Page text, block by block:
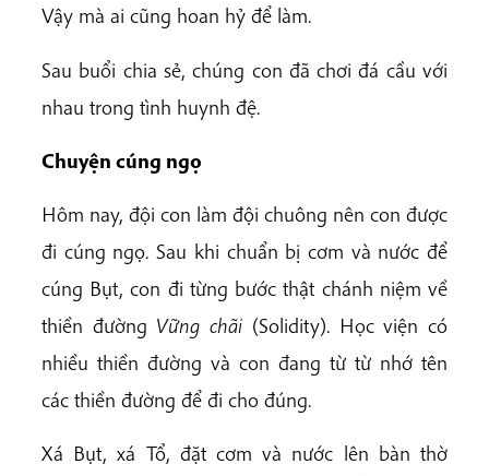
Vậy mà ai cũng hoan hỷ để làm.
Sau buổi chia sẻ, chúng con đã chơi đá cầu với
nhau trong tình huynh đệ.
Chuyện cúng ngọ
Hôm nay, đội con làm đội chuông nên con được
đi cúng ngọ. Sau khi chuẩn bị cơm và nước để
cúng Bụt, con đi từng bước thật chánh niệm về
thiền đường Vững chãi (Solidity). Học viện có
nhiều thiền đường và con đang từ từ nhớ tên
các thiền đường để đi cho đúng.
Xá Bụt, xá Tổ, đặt cơm và nước lên bàn thờ